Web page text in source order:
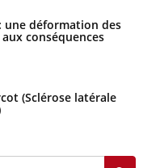
une déformation des
conséquences
(Sclérose latérale